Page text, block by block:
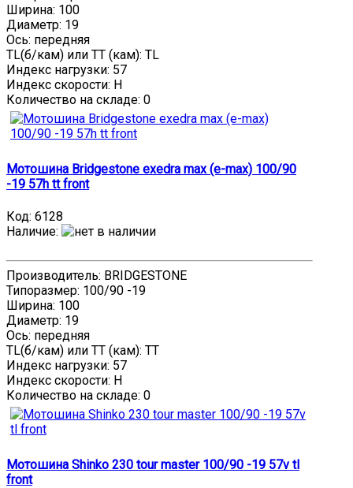
Ширина: 100
Диаметр: 19
Ось: передняя
TL(б/кам) или TT (кам): TL
Индекс нагрузки: 57
Индекс скорости: H
Количество на складе: 0
Мотошина Bridgestone exedra max (e-max) 100/90
-19 57h tt front
Код: 6128
Наличие:
Производитель: BRIDGESTONE
Типоразмер: 100/90 -19
Ширина: 100
Диаметр: 19
Ось: передняя
TL(б/кам) или TT (кам): TT
Индекс нагрузки: 57
Индекс скорости: H
Количество на складе: 0
Мотошина Shinko 230 tour master 100/90 -19 57v tl
front